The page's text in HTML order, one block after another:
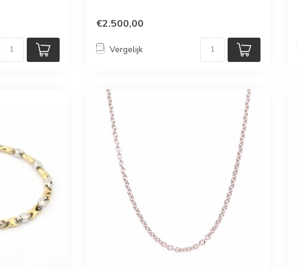
€2.500,00
Vergelijk